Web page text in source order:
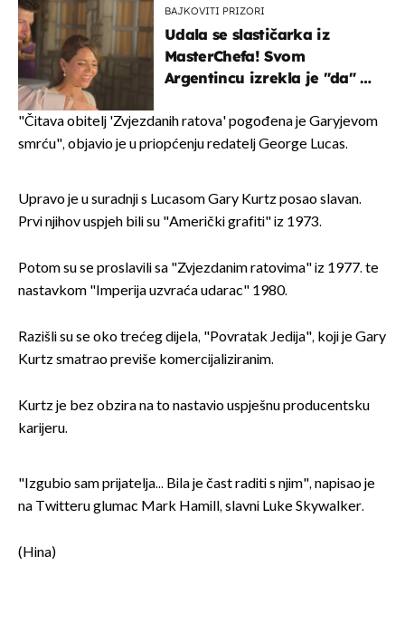
BAJKOVITI PRIZORI
Udala se slastičarka iz
MasterChefa! Svom
Argentincu izrekla je "da" u
"Čitava obitelj 'Zvjezdanih ratova' pogođena je Garyjevom
smrću", objavio je u priopćenju redatelj George Lucas.
Upravo je u suradnji s Lucasom Gary Kurtz posao slavan.
Prvi njihov uspjeh bili su "Američki grafiti" iz 1973.
Potom su se proslavili sa "Zvjezdanim ratovima" iz 1977. te
nastavkom "Imperija uzvraća udarac" 1980.
Razišli su se oko trećeg dijela, "Povratak Jedija", koji je Gary
Kurtz smatrao previše komercijaliziranim.
Kurtz je bez obzira na to nastavio uspješnu producentsku
karijeru.
"Izgubio sam prijatelja... Bila je čast raditi s njim", napisao je
na Twitteru glumac Mark Hamill, slavni Luke Skywalker.
(Hina)